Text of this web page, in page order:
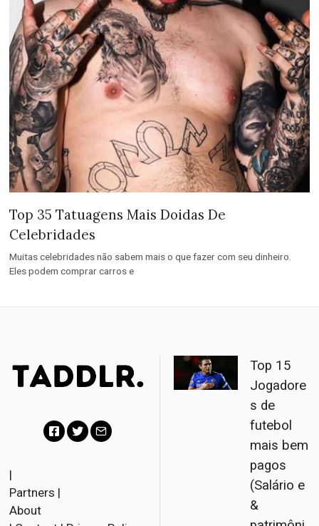
Top 35 Tatuagens Mais Doidas De
Celebridades
Muitas celebridades não sabem mais o que fazer com seu dinheiro.
Eles podem comprar carros e
c
|
Partners |
About
Top 15
Jogadore
s de
futebol
mais bem
pagos
(Salário e
&